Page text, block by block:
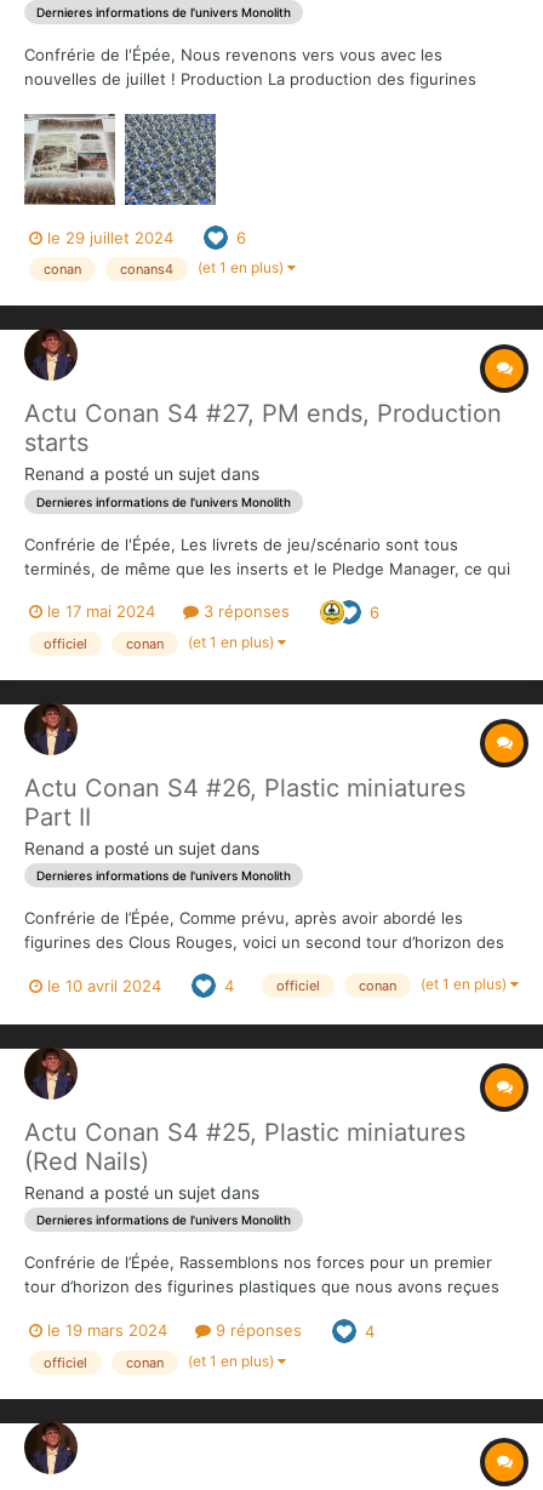
Dernieres informations de l'univers Monolith
Confrérie de l'Épée, Nous revenons vers vous avec les
nouvelles de juillet ! Production La production des figurines
partie papier est commencée. La production sera terminée dans
les clous pour une livraison en janvier. U...
le 29 juillet 2024 6
conan conans4 (et 1 en plus)
Actu Conan S4 #27, PM ends, Production
starts
Renand a posté un sujet dans
Dernieres informations de l'univers Monolith
Confrérie de l'Épée, Les livrets de jeu/scénario sont tous
terminés, de même que les inserts et le Pledge Manager, ce qui
au courant de l'avancement des travaux, mais nous pouvons
d'ores et déjà confirmer que tout se déroule comme pr...
le 17 mai 2024 3 réponses 6
officiel conan (et 1 en plus)
Actu Conan S4 #26, Plastic miniatures
Part II
Renand a posté un sujet dans
Dernieres informations de l'univers Monolith
Confrérie de l’Épée, Comme prévu, après avoir abordé les
figurines des Clous Rouges, voici un second tour d’horizon des
Worms of the Earth, ainsi que les White Samples. Nous vous
le 10 avril 2024 4 officiel conan (et 1 en plus)
Actu Conan S4 #25, Plastic miniatures
(Red Nails)
Renand a posté un sujet dans
Dernieres informations de l'univers Monolith
Confrérie de l’Épée, Rassemblons nos forces pour un premier
tour d’horizon des figurines plastiques que nous avons reçues
Rouges. Nous continuerons avec celles du Versus, de la
Frazetta Box et de Worms of the Earth dans la prochaine act...
le 19 mars 2024 9 réponses 4
officiel conan (et 1 en plus)